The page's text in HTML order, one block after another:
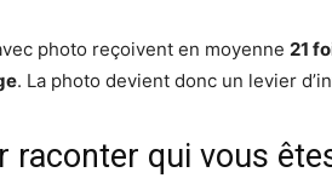
photo reçoivent en moyenne 21
. La photo devient donc un levier
raconter qui vous